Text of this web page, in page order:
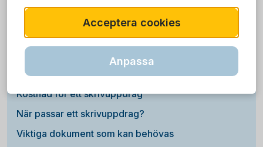
Vad ingår i ett skrivuppdrag?
Fördelar med mäklare vid kontraktsskrivning
Kostnad för ett skrivuppdrag
När passar ett skrivuppdrag?
Viktiga dokument som kan behövas
Acceptera cookies
Anpassa